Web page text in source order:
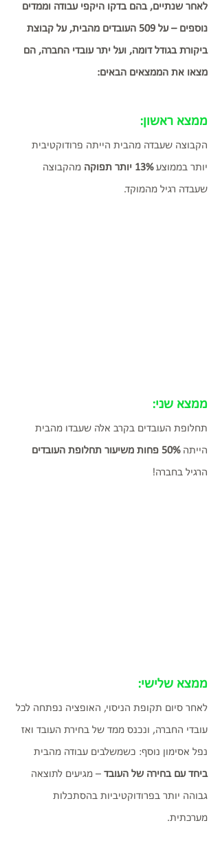
לאחר שנתיים, בהם בדקו היקפי עבודה וממדים
נוספים – על 509 העובדים מהבית, על קבוצת
ביקורת בגודל דומה, ועל יתר עובדי החברה, הם
מצאו את הממצאים הבאים:
ממצא ראשון:
הקבוצה שעבדה מהבית הייתה פרודוקטיבית
יותר בממוצע 13% יותר תפוקה
מהקבוצה
שעבדה רגיל מהמוקד.
ממצא שני:
תחלופת העובדים בקרב אלה שעבדו מהבית
הייתה 50% פחות משיעור תחלופת העובדים
הרגיל בחברה!
ממצא שלישי:
לאחר סיום תקופת הניסוי, האופציה נפתחה לכל
עובדי החברה, ונכנס ממד של בחירת העובד ואז
נפל אסימון נוסף: כשמשלבים עבודה מהבית
ביחד עם בחירה של העובד – מגיעים לתוצאה
גבוהה יותר בפרודוקטיביות בהסתכלות
מערכתית.